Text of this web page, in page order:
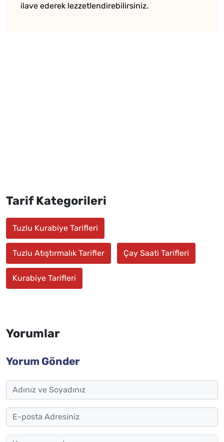
ilave ederek lezzetlendirebilirsiniz.
Tarif Kategorileri
Tuzlu Kurabiye Tarifleri
Tuzlu Atıştırmalık Tarifler Çay Saati Tarifleri
Kurabiye Tarifleri
Yorumlar
Yorum Gönder